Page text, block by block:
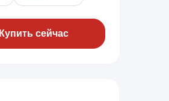
Купить сейчас